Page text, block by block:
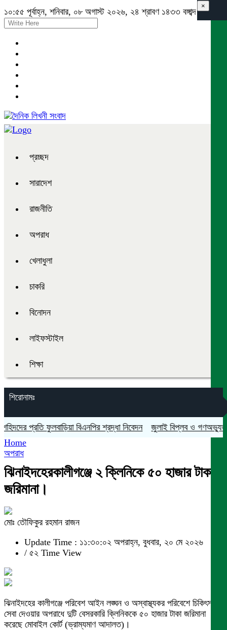
১০:৫৫ পূর্বাহ্ন, শনিবার, ০৮ অগাস্ট ২০২৬, ২৪ শ্রাবণ ১৪৩৩ বঙ্গাব্দ
প্রচ্ছদ
সারাদেশ
রাজনীতি
অপরাধ
খেলাধুলা
চাকরি
বিনোদন
লাইফস্টাইল
শিক্ষা
শিরোনামঃ
প্রতি ফুলবাড়িয়া বিএনপির শ্রদ্ধা নিবেদন জুলাই বিপ্লব ও গণঅভ্যুত্থান
×
Home
অপরাধ
ঝিনাইদহেরকালীগঞ্জে ২ ক্লিনিকে ৫০ হাজার টাকা
জরিমানা।
মোঃ তৌফিকুর রহমান রাজন
Update Time : ১১:৩০:০২ অপরাহ্ন, বুধবার, ২০ মে ২০২৬
/ ৫২ Time View
ঝিনাইদহের কালীগঞ্জে পরিবেশ আইন লঙ্ঘন ও অস্বাস্থ্যকর পরিবেশে চিকিৎসা
সেবা দেওয়ার অপরাধে দুটি বেসরকারি ক্লিনিককে ৫০ হাজার টাকা জরিমানা
করেছে মোবাইল কোর্ট (ভ্রাম্যমাণ আদালত)।